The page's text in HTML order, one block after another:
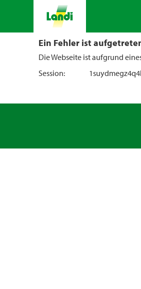
Ein Fehler ist
Die Webseite ist aufgrund
Session: